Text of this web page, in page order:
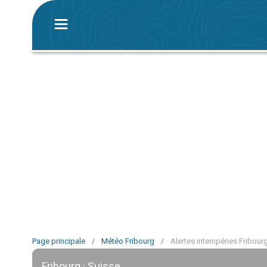
Page principale / Météo Fribourg / Alertes intempéries